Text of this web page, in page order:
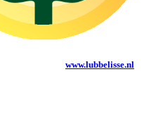
www.lubbelisse.nl